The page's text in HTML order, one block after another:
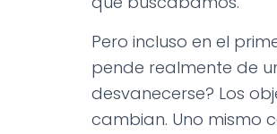
Pero incluso en el
pende realmente de
desvanecerse? Los
cambian. Uno mismo